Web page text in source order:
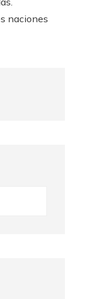
naciones